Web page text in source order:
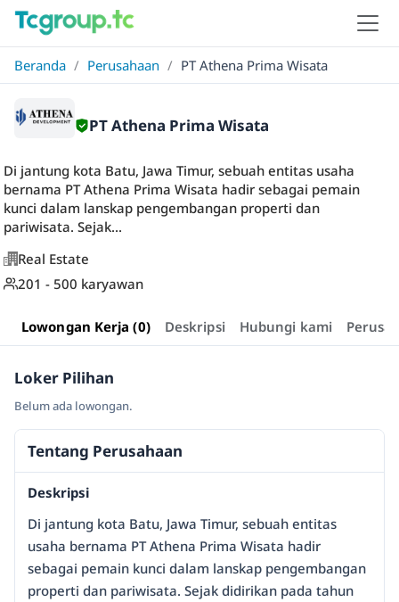
Beranda / Perusahaan / PT Athena Prima Wisata
PT Athena Prima Wisata
Di jantung kota Batu, Jawa Timur, sebuah entitas usaha
bernama PT Athena Prima Wisata hadir sebagai pemain
kunci dalam lanskap pengembangan properti dan
pariwisata. Sejak...
Real Estate
201 - 500 karyawan
Lowongan Kerja (0) Deskripsi Hubungi kami
Loker Pilihan
Belum ada lowongan.
Tentang Perusahaan
Deskripsi
Di jantung kota Batu, Jawa Timur, sebuah entitas
usaha bernama PT Athena Prima Wisata hadir
sebagai pemain kunci dalam lanskap pengembangan
properti dan pariwisata. Sejak didirikan pada tahun